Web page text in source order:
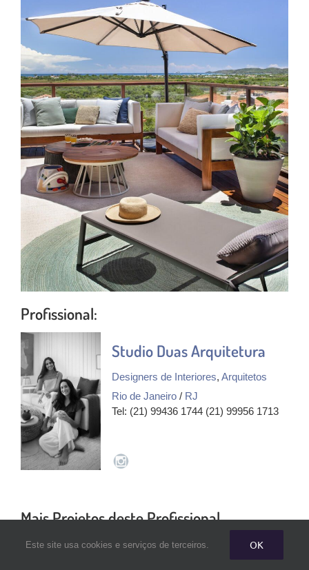
Profissional:
Studio Duas Arquitetura
Designers de Interiores, Arquitetos
Rio de Janeiro / RJ
Tel: (21) 99436 1744 (21) 99956 1713
Mais Projetos deste Profissional
Este site usa cookies e serviços de terceiros. OK